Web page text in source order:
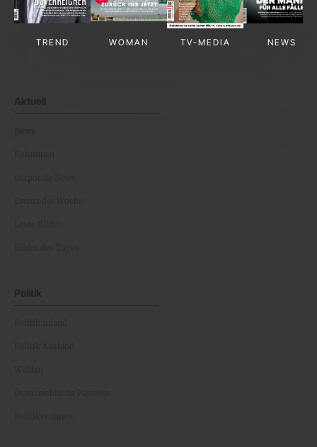
TREND WOMAN TV-MEDIA NEWS